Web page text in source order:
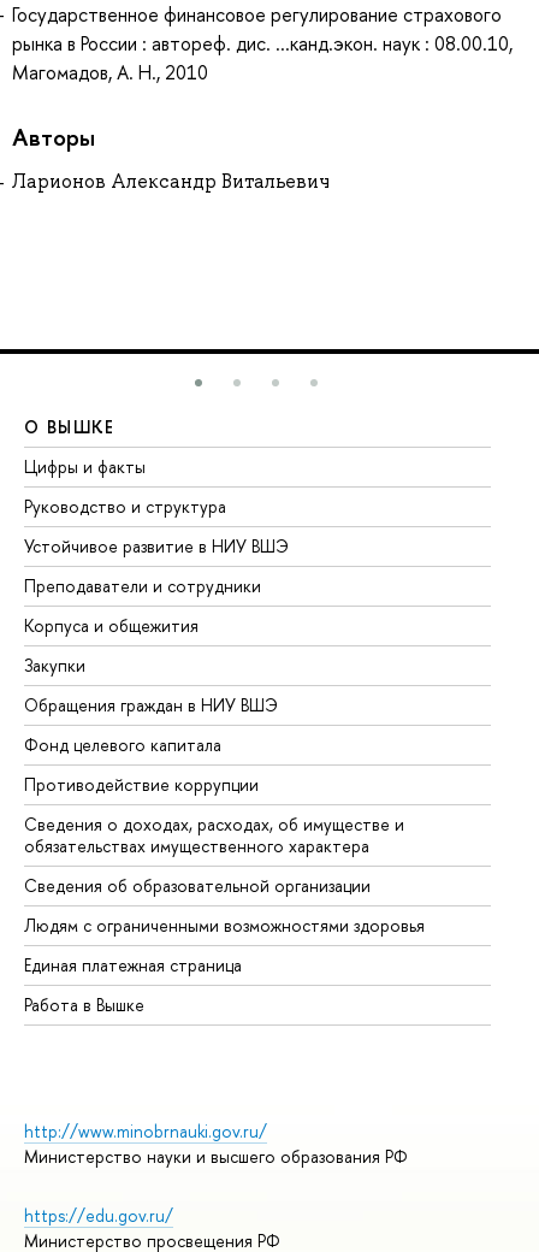
Государственное финансовое регулирование страхового
рынка в России : автореф. дис. ...канд.экон. наук : 08.00.10,
Магомадов, А. Н., 2010
Авторы
Ларионов Александр Витальевич
О ВЫШКЕ
Цифры и факты
Руководство и структура
Устойчивое развитие в НИУ ВШЭ
Преподаватели и сотрудники
Корпуса и общежития
Закупки
Обращения граждан в НИУ ВШЭ
Фонд целевого капитала
Противодействие коррупции
Сведения о доходах, расходах, об имуществе и
обязательствах имущественного характера
Сведения об образовательной организации
Людям с ограниченными возможностями здоровья
Единая платежная страница
Работа в Вышке
http://www.minobrnauki.gov.ru/
Министерство науки и высшего образования РФ
https://edu.gov.ru/
Министерство просвещения РФ